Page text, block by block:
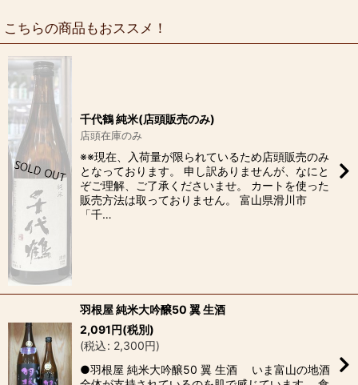
こちらの商品もおススメ！
千代鶴 純米(店頭販売のみ)
店頭在庫のみ
※※現在、入荷量が限られているため店頭販売のみ
となっております。 申し訳ありませんが、なにと
ぞご理解、ご了承くださいませ。 カートを使った
販売方法は取っておりません。 富山県滑川市
「千…
羽根屋 純米大吟醸50 翼 生酒
2,091円(税別)
(税込: 2,300円)
●羽根屋 純米大吟醸50 翼 生酒 いま富山の地酒